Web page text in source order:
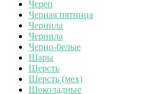
Череп
Черная пятница
Чернила
Чернила
Черно-белые
Шары
Шерсть
Шерсть (мех)
Шоколадные